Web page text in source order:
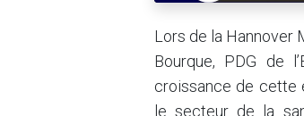
Lors de la Hannover
Bourque, PDG de
croissance de cette
le secteur de la